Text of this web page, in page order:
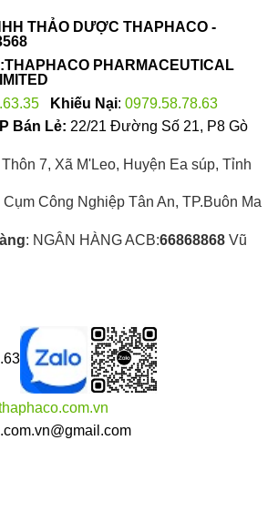
THẢO DƯỢC THAPHACO -
PHARMACEUTICAL
Khiếu Nại: 0979.58.78.63
Bán Lẻ: 22/21 Đường Số 21, P8 Gò
Thôn 7, Xã M'Leo, Huyện Ea súp, Tỉnh
Cụm Công Nghiệp Tân An, TP.Buôn Ma
: NGÂN HÀNG ACB:66868868Vũ